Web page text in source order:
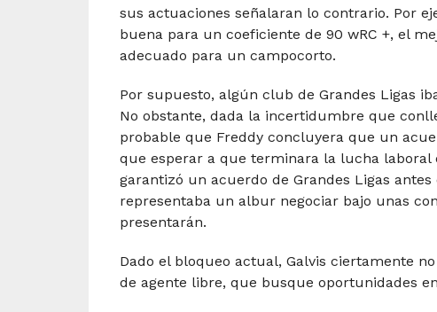
sus actuaciones señalaran lo contrario. Por
buena para un coeficiente de 90 wRC +, el
adecuado para un campocorto.
Por supuesto, algún club de Grandes Ligas
No obstante, dada la incertidumbre que
probable que Freddy concluyera que un
que esperar a que terminara la lucha laboral
garantizó un acuerdo de Grandes Ligas
representaba un albur negociar bajo unas
presentarán.
Dado el bloqueo actual, Galvis ciertamente
de agente libre, que busque oportunidades